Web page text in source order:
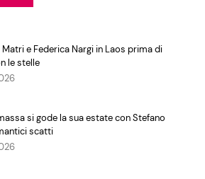
e Federica Nargi in Laos prima di
le stelle
si gode la sua estate con Stefano
scatti